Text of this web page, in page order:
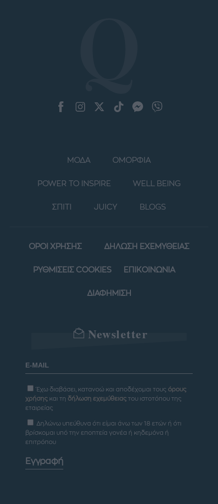
ΜΟΔΑ ΟΜΟΡΦΙΑ
POWER TO INSPIRE WELL BEING
ΣΠΙΤΙ JUICY BLOGS
ΟΡΟΙ ΧΡΗΣΗΣ ΔΗΛΩΣΗ ΕΧΕΜΥΘΕΙΑΣ
ΡΥΘΜΙΣΕΙΣ COOKIES ΕΠΙΚΟΙΝΩΝΙΑ
ΔΙΑΦΗΜΙΣΗ
Newsletter
Έχω διαβάσει, κατανοώ και αποδέχομαι τους όρους
χρήσης και τη δήλωση εχεμύθειας του ιστοτόπου της
εταιρείας
Δηλώνω υπεύθυνα ότι είμαι άνω των 18 ετών ή ότι
βρίσκομαι υπό την εποπτεία γονέα ή κηδεμόνα ή
επιτρόπου
Εγγραφή